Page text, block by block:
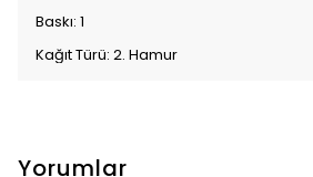
Baskı: 1
Kağıt Türü: 2. Hamur
Yorumlar